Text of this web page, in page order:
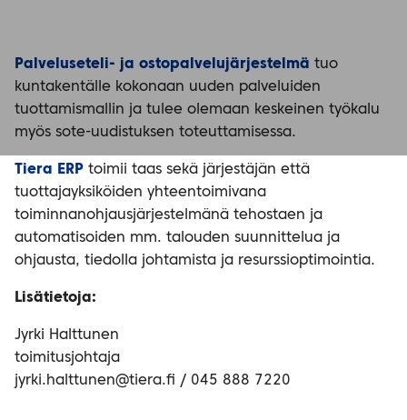
Palveluseteli- ja ostopalvelujärjestelmä tuo
kuntakentälle kokonaan uuden palveluiden
tuottamismallin ja tulee olemaan keskeinen työkalu
myös sote-uudistuksen toteuttamisessa.
Tiera ERP toimii taas sekä järjestäjän että
tuottajayksiköiden yhteentoimivana
toiminnanohjausjärjestelmänä tehostaen ja
automatisoiden mm. talouden suunnittelua ja
ohjausta, tiedolla johtamista ja resurssioptimointia.
Lisätietoja:
Jyrki Halttunen
toimitusjohtaja
jyrki.halttunen@tiera.fi / 045 888 7220